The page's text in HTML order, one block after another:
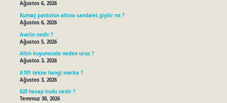
Ağustos 6, 2026
Kumaş pantolon altına sandalet giyilir mi ?
Ağustos 6, 2026
Avelin nedir ?
Ağustos 5, 2026
Altın kuyumcuda neden ucuz ?
Ağustos 3, 2026
A101 tekne hangi marka ?
Ağustos 3, 2026
620 hesap kodu nedir ?
Temmuz 30, 2026